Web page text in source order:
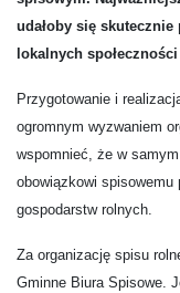
udałoby się
lokalnych
Przygotowanie i
ogromnym wyzwaniem
wspomnieć, że w
obowiązkowi spisowemu
gospodarstw rolnych.
Za organizację spisu
Gminne Biura Spisowe.